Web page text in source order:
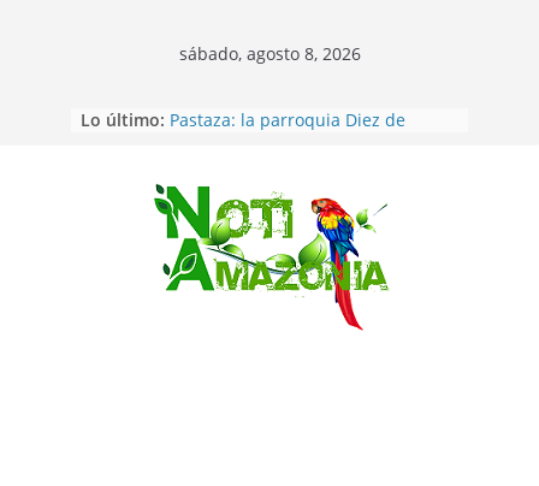
Saltar
sábado, agosto 8, 2026
Lo último: Pastaza: la parroquia Diez de
Napo: presunto sicariato en cantón
Archidona
Ecuador: dos jóvenes de 22 años
desaparecidos fueron encontrados
muertos en Puerto lopez
Sentencian a 34 años de prisión a
implicados en caso de Alison,